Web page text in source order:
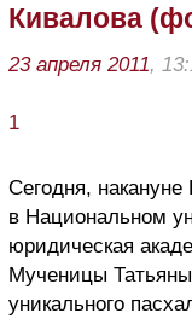
Кивалова
23 апреля 2011,
1
Сегодня,
в Национальном
юридическая
Мученицы
уникального